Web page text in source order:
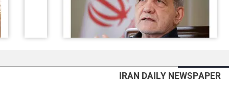
IRAN DAILY NEWSPAPER